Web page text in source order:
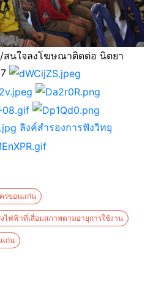
นใจลงโฆษณาติดต่อ นิตยา
ลิงค์สำรองการฟังวิทยุ
รขอนแก่น
ไฟฟ้าที่เสื่อมสภาพตามอายุการใช้งาน
แก่น